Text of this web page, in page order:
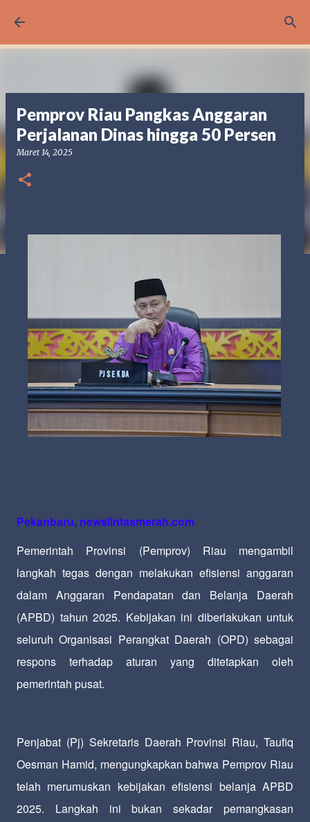
Pemprov Riau Pangkas Anggaran
Perjalanan Dinas hingga 50 Persen
Maret 14, 2025
Pekanbaru, newslintasmerah.com
Pemerintah Provinsi (Pemprov) Riau mengambil
langkah tegas dengan melakukan efisiensi anggaran
dalam Anggaran Pendapatan dan Belanja Daerah
(APBD) tahun 2025. Kebijakan ini diberlakukan untuk
seluruh Organisasi Perangkat Daerah (OPD) sebagai
respons terhadap aturan yang ditetapkan oleh
pemerintah pusat.
Penjabat (Pj) Sekretaris Daerah Provinsi Riau, Taufiq
Oesman Hamid, mengungkapkan bahwa Pemprov Riau
telah merumuskan kebijakan efisiensi belanja APBD
2025. Langkah ini bukan sekadar pemangkasan